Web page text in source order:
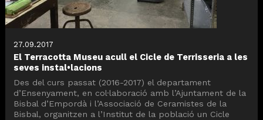
27.09.2017
El Terracotta Museu acull el Cicle de Terrisseria a les
seves instal•lacions
Des del curs passat (2016-2017) el departament
d’Ensenyament, en col·laboració amb l’Ajuntament de la
Bisbal d’Empordà i l’Associació de Ceramistes de la
Bisbal, organitzen a l’Institut de la població un Cicle